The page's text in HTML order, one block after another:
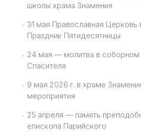
школы храма Знамения
31 мая Православная Церковь
Праздник Пятидесятницы
24 мая — молитва в соборном
Спасителя
9 мая 2026 г. в храме
мероприятия
25 апреля — память
епископа Парийского